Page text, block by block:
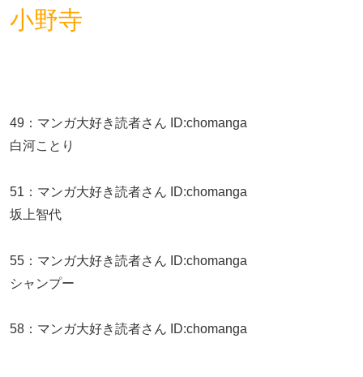
小野寺
49 ： マンガ大好き読者さん ID:chomanga
白河ことり
51 ： マンガ大好き読者さん ID:chomanga
坂上智代
55 ： マンガ大好き読者さん ID:chomanga
シャンプー
58 ： マンガ大好き読者さん ID:chomanga